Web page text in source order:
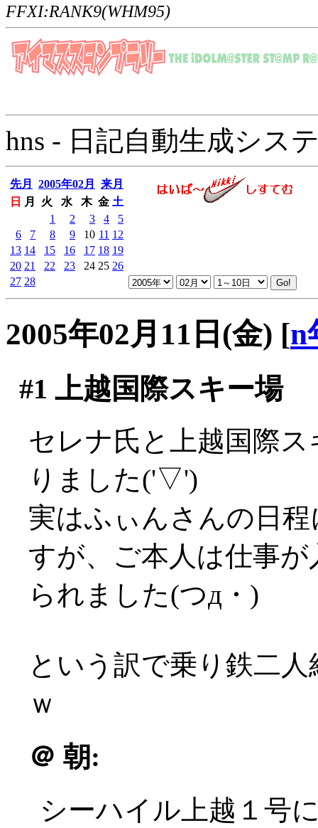
FFXI:RANK9(WHM95)
hns - 日記自動生成シス
先月 2005年02月
来月
日
月 火 水 木 金 土
1
2 3 4
5
6
7 8 9 10 11 12
13 14 15 16 17 18 19
20 21 22 23 24 25 26
27 28
2005年02月11日(金) [n
#1 上越国際スキー場
セレナ氏と上越国際
りました('▽')
実はふぃんさんの日
すが、ご本人は仕事
られました(つд・)
という訳で乗り鉄二
ｗ
＠ 朝:
シーハイル上越１号